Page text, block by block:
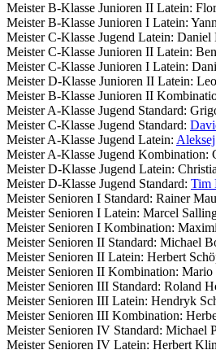
Meister B-Klasse Junioren II Latein:
Meister B-Klasse Junioren I Latein:
Meister C-Klasse Jugend Latein:
Meister C-Klasse Junioren II Latein:
Meister C-Klasse Junioren I Latein:
Meister D-Klasse Junioren II Latein:
Meister B-Klasse Junioren II
Meister A-Klasse Jugend Standard:
Meister C-Klasse Jugend Standard:
Meister A-Klasse Jugend Latein:
Meister A-Klasse Jugend
Meister D-Klasse Jugend Latein:
Meister D-Klasse Jugend Standard: Tim
Meister Senioren I Standard: Rainer
Meister Senioren I Latein: Marcel
Meister Senioren I Kombination:
Meister Senioren II Standard: Michael
Meister Senioren II Latein: Herbert
Meister Senioren II Kombination:
Meister Senioren III Standard: Roland
Meister Senioren III Latein: Hendryk
Meister Senioren III Kombination:
Meister Senioren IV Standard: Michael
Meister Senioren IV Latein: Herbert